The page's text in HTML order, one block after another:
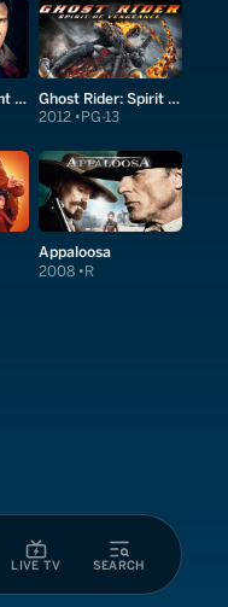
LIVE TV SEARCH
Clear and Present Danger Ghost Rider: Spirit of Vengeance
2012 PG-13
Appaloosa
2008 R